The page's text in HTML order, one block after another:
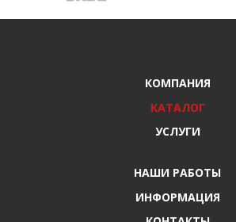
КОМПАНИЯ
КАТАЛОГ
УСЛУГИ
НАШИ РАБОТЫ
ИНФОРМАЦИЯ